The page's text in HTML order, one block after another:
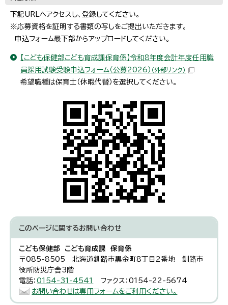
下記URLへアクセスし、登録してください。
※応募資格を証明する書類の写しをご提出いただきます。
申込フォーム最下部からアップロードしてください。
【こども保健部こども育成課保育係】令和8年度会計年度任用職
員採用試験受験申込フォーム（公募2026） （外部リンク）
希望職種は保育士（休暇代替）を選択してください。
このページに関するお問い合わせ
こども保健部 こども育成課 保育係
〒085-8505 北海道釧路市黒金町8丁目2番地 釧路市
役所防災庁舎3階
電話：0154-31-4541
ファクス：0154-22-5674
お問い合わせは専用フォームをご利用ください。